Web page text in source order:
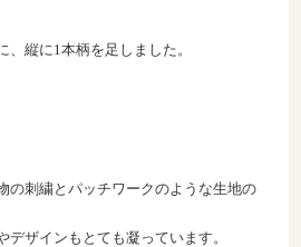
縦に1本柄を足しました。
の刺繍とパッチワークのような生地の
デザインもとても凝っています。